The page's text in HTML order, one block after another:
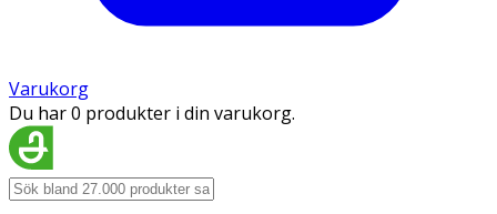
Varukorg
Du har 0 produkter i din varukorg.